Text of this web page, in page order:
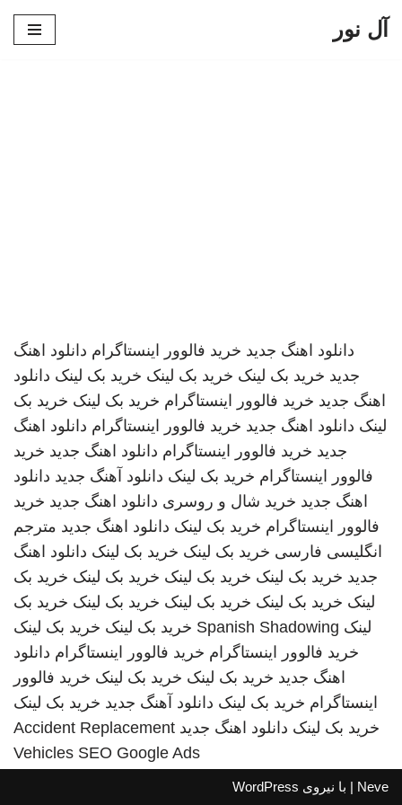
آل نور
دانلود اهنگ جدید خرید فالوور اینستاگرام دانلود اهنگ
جدید خرید بک لینک خرید بک لینک خرید بک لینک دانلود
اهنگ جدید خرید فالوور اینستاگرام خرید بک لینک خرید بک
لینک دانلود اهنگ جدید خرید فالوور اینستاگرام دانلود اهنگ
جدید خرید فالوور اینستاگرام دانلود اهنگ جدید خرید
فالوور اینستاگرام خرید بک لینک دانلود آهنگ جدید دانلود
اهنگ جدید خرید شال و روسری دانلود اهنگ جدید خرید
فالوور اینستاگرام خرید بک لینک دانلود اهنگ جدید مترجم
انگلیسی فارسی خرید بک لینک خرید بک لینک دانلود اهنگ
جدید خرید بک لینک خرید بک لینک خرید بک لینک خرید بک
لینک خرید بک لینک خرید بک لینک خرید بک لینک خرید بک
لینک Spanish Shadowing خرید بک لینک خرید بک لینک
خرید فالوور اینستاگرام خرید فالوور اینستاگرام دانلود
اهنگ جدید خرید بک لینک خرید بک لینک خرید فالوور
اینستاگرام خرید بک لینک دانلود آهنگ جدید خرید بک لینک
خرید بک لینک دانلود اهنگ جدید Accident Replacement
Vehicles SEO Google Ads
Neve | با نیروی WordPress